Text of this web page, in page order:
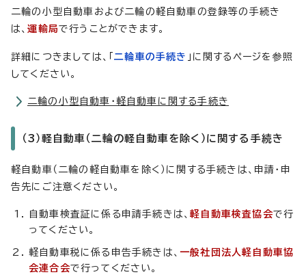
二輪の小型自動車および二輪の軽自動車の登録等の手続き
は、運輸局で行うことができます。
詳細につきましては、「 二輪車の手続き 」に関するページを参照
してください。
二輪の小型自動車・軽自動車に関する手続き
（3）軽自動車（二輪の軽自動車を除く）に関する手続き
軽自動車（二輪の軽自動車を除く）に関する手続きは、申請・申
告先にご注意ください。
自動車検査証に係る申請手続きは、軽自動車検査協会で行
ってください。
軽自動車税に係る申告手続きは、 一般社団法人軽自動車協
会連合会で行ってください。